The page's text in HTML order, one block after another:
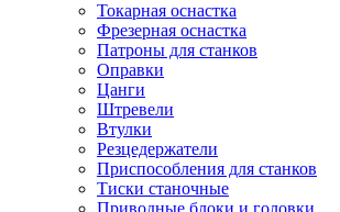
Токарная оснастка
Фрезерная оснастка
Патроны для станков
Оправки
Цанги
Штревели
Втулки
Резцедержатели
Приспособления для станков
Тиски станочные
Приводные блоки и головки